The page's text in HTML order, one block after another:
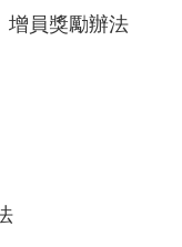
增員獎勵辦法